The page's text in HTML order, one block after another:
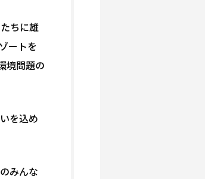
ちに雄
ートを
境問題の
を込め
みんな